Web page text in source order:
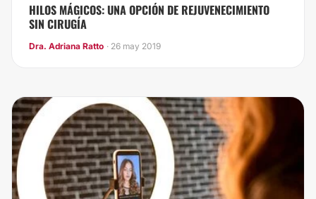
HILOS MÁGICOS: UNA OPCIÓN DE REJUVENECIMIENTO
SIN CIRUGÍA
Dra. Adriana Ratto · 26 may 2019